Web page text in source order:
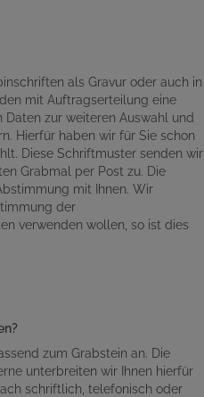
als Gravur oder auch in
mit Auftragserteilung eine
zur weiteren Auswahl und
Hierfür haben wir für Sie schon
Diese Schriftmuster senden wir
Grabmal per Post zu. Die
mit Ihnen. Wir
der
verwenden wollen, so ist dies
zum Grabstein an. Die
unterbreiten wir Ihnen hierfür
schriftlich, telefonisch oder